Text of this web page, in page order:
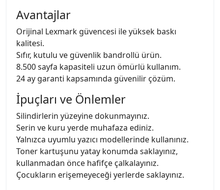
Avantajlar
Orijinal Lexmark güvencesi ile yüksek baskı
kalitesi.
Sıfır, kutulu ve güvenlik bandrollü ürün.
8.500 sayfa kapasiteli uzun ömürlü kullanım.
24 ay garanti kapsamında güvenilir çözüm.
İpuçları ve Önlemler
Silindirlerin yüzeyine dokunmayınız.
Serin ve kuru yerde muhafaza ediniz.
Yalnızca uyumlu yazıcı modellerinde kullanınız.
Toner kartuşunu yatay konumda saklayınız,
kullanmadan önce hafifçe çalkalayınız.
Çocukların erişemeyeceği yerlerde saklayınız.